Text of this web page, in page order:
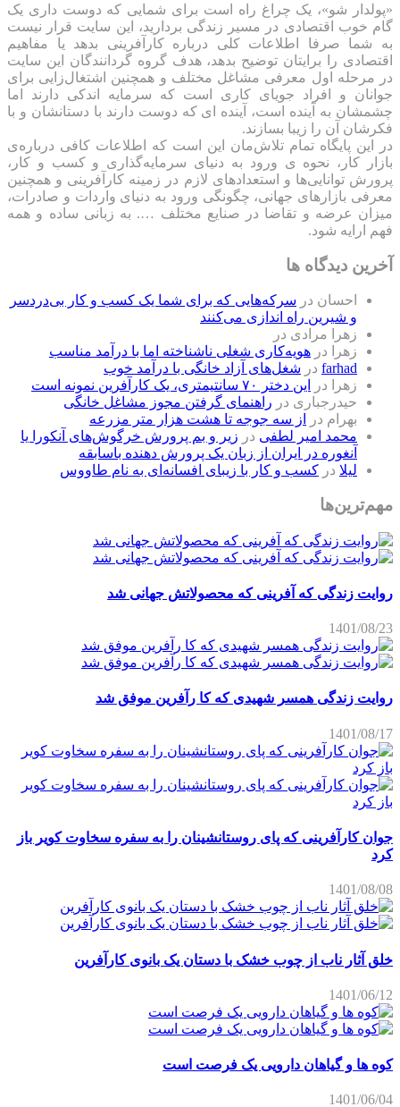
«پولدار شو»، یک چراغ راه است برای شمایی که دوست داری یک
گام خوب اقتصادی در مسیر زندگی بردارید، این سایت قرار نیست
به شما صرفا اطلاعات کلی درباره کارآفرینی بدهد یا مفاهیم
اقتصادی را برایتان توضیح بدهد، هدف گروه گردانندگان این سایت
در مرحله اول معرفی مشاغل مختلف و همچنین اشتغال‌زایی برای
جوانان و افراد جویای کاری است که سرمایه اندکی دارند اما
چشمشان به آینده است، آینده ای که دوست دارند با دستانشان و با
فکرشان آن را زیبا بسازند.
در این پایگاه تمام تلاش‌مان این است که ‌اطلاعات کافی درباره‌ی
بازار کار، نحوه ی ورود به دنیای سرمایه‌گذاری و کسب و کار،
پرورش توانایی‌ها و استعدادهای لازم در زمینه کارآفرینی و همچنین
معرفی بازارهای جهانی، چگونگی ورود به دنیای واردات و صادرات،
میزان عرضه و تقاضا در صنایع مختلف …. به زبانی ساده و همه
فهم ارایه شود.
آخرین دیدگاه ها
احسان در سرکه‌هایی که برای شما یک کسب و کار بی‌دردسر
و شیرین راه اندازی می‌کنند
زهرا مرادی در
زهرا
در هویه‌کاری شغلی ناشناخته اما با درآمد مناسب
farhad در شغل‌های آزاد خانگی با درآمد خوب
زهرا
در
این دختر ۷۰ سانتیمتری، یک کارآفرین نمونه است
حیدرجباری در راهنمای گرفتن مجوز مشاغل خانگی
بهرام در
از سه جوجه تا هشت هزار متر مزرعه
محمد امیر لطفی در زیر و بم پرورش خرگوش‌های آنکورا یا
آنغوره در ایران از زبان یک پرورش دهنده باسابقه
لیلا در کسب و کار با زیبای افسانه‌ای به نام طاووس
مهم‌ترین‌ها
روایت زندگی که آفرینی که محصولاتش جهانی شد
1401/08/23
روایت زندگی همسر شهیدی که کا رآفرین موفق شد
1401/08/17
جوان کارآفرینی که پای روستانشینان را به سفره سخاوت کویر باز
کرد
1401/08/08
خلق آثار ناب از چوب خشک با دستان یک بانوی کارآفرین
1401/06/12
کوه ها و گیاهان دارویی یک فرصت است
1401/06/04